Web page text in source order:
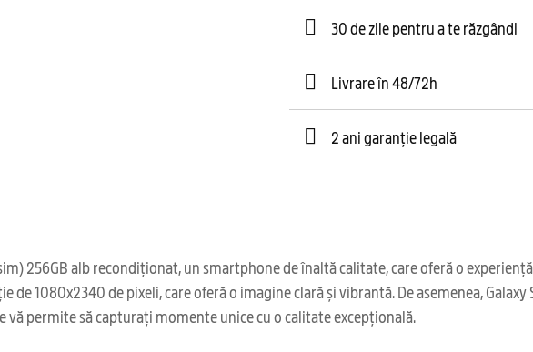
30 de zile pentru a te răzgândi
Livrare în 48/72h
2 ani garanție legală
256GB alb recondiționat, un smartphone de înaltă calitate, care oferă o
de 1080x2340 de pixeli, care oferă o imagine clară și vibrantă. De asemenea,
vă permite să capturați momente unice cu o calitate excepțională.